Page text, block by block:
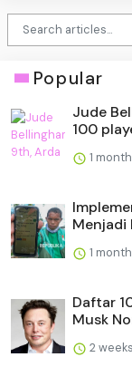
Popular
Jude
100
1
Menjadi
1
Daftar
Musk
2